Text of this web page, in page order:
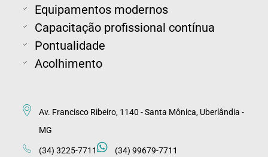
Equipamentos modernos
Capacitação profissional contínua
Pontualidade
Acolhimento
Av. Francisco Ribeiro, 1140 - Santa Mônica, Uberlândia -
MG
(34) 3225-7711 (34) 99679-7711